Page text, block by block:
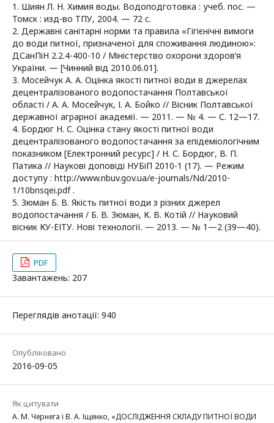
1. Шиян Л. Н. Химия воды. Водоподготовка : учеб. пос. —
Томск : изд-во ТПУ, 2004. — 72 с.
2. Державні санітарні норми та правила «Гігієнічні вимоги
до води питної, призначеної для споживання людиною»:
ДСанПіН 2.2.4-400-10 / Міністерство охорони здоров’я
України. — [Чинний від 2010.06.01].
3. Мосейчук А. А. Оцінка якості питної води в джерелах
децентралізованого водопостачання Полтавської
області / А. А. Мосейчук, І. А. Бойко // Вісник Полтавської
державної аграрної академії. — 2011. — № 4. — С. 12—17.
4. Бордюг Н. С. Оцінка стану якості питної води
децентралізованого водопостачання за епідеміологічним
показником [Електронний ресурс] / Н. С. Бордюг, В. П.
Патика // Наукові доповіді НУБіП 2010-1 (17). — Режим
доступу : http://www.nbuv.gov.ua/e-journals/Nd/2010-
1/10bnsqei.pdf .
5. Зюман Б. В. Якість питної води з різних джерел
водопостачання / Б. В. Зюман, К. В. Котій // Науковий
вісник КУ-ЕІТУ. Нові технології. — 2013. — № 1—2 (39—40).
PDF
Завантажень: 207
Переглядів анотації: 940
Опубліковано
2016-09-05
Як цитувати
А. М. Чернега і В. А. Іщенко, «ДОСЛІДЖЕННЯ СКЛАДУ ПИТНОЇ ВОДИ